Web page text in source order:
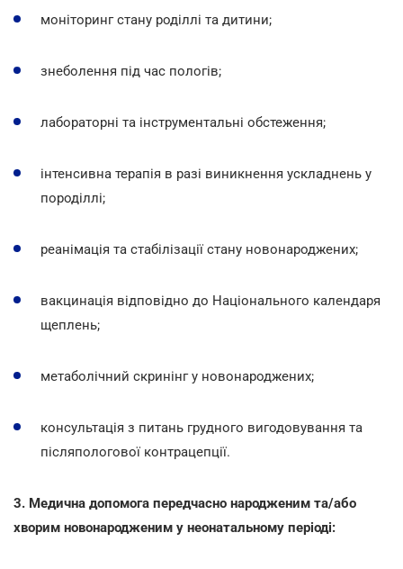
моніторинг стану роділлі та дитини;
знеболення під час пологів;
лабораторні та інструментальні обстеження;
інтенсивна терапія в разі виникнення ускладнень у
породіллі;
реанімація та стабілізації стану новонароджених;
вакцинація відповідно до Національного календаря
щеплень;
метаболічний скринінг у новонароджених;
консультація з питань грудного вигодовування та
післяпологової контрацепції.
3. Медична допомога передчасно народженим та/або
хворим новонародженим у неонатальному періоді: